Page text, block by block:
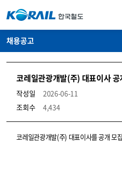
채용공고
코레일관광개발(주) 대표이사
작성일
2026-06-11
조회수
4,434
코레일소개_경영공시_채용공고 상세보기 – 내용, 파일, 담당자 연락처로 구성
코레일관광개발(주) 대표이사를 공개 모